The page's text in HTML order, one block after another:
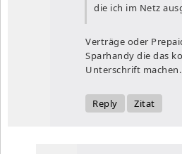
die ich im Netz
Verträge oder
Sparhandy die das
Unterschrift machen.
Reply Zitat